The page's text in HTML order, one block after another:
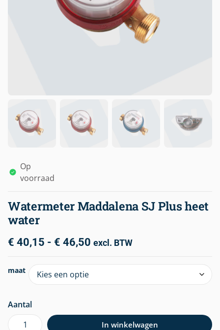
Op
voorraad
Watermeter Maddalena SJ Plus heet
water
€ 40,15 - € 46,50 excl. BTW
maat
Aantal
In winkelwagen